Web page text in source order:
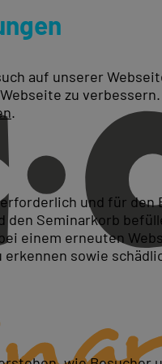
auf unserer
zu
.
und für
den Seminarkorb
einem erneuten
sowie